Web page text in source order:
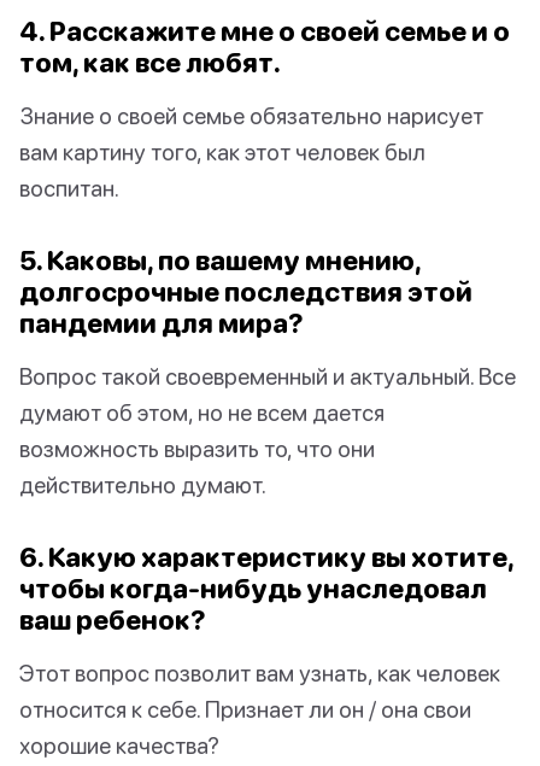
4. Расскажите мне о своей семье и о
том, как все любят.
Знание о своей семье обязательно нарисует
вам картину того, как этот человек был
воспитан.
5. Каковы, по вашему мнению,
долгосрочные последствия этой
пандемии для мира?
Вопрос такой своевременный и актуальный. Все
думают об этом, но не всем дается
возможность выразить то, что они
действительно думают.
6. Какую характеристику вы хотите,
чтобы когда-нибудь унаследовал
ваш ребенок?
Этот вопрос позволит вам узнать, как человек
относится к себе. Признает ли он / она свои
хорошие качества?